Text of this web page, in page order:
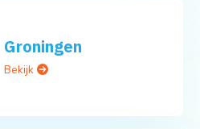
Groningen
Bekijk